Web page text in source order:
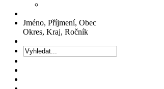
Jméno, Příjmení, Obec
Okres, Kraj, Ročník